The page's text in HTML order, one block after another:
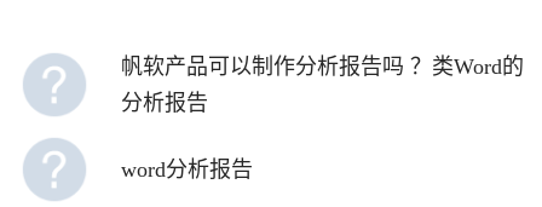
帆软产品可以制作分析报告吗 ？类Word的
分析报告
word分析报告